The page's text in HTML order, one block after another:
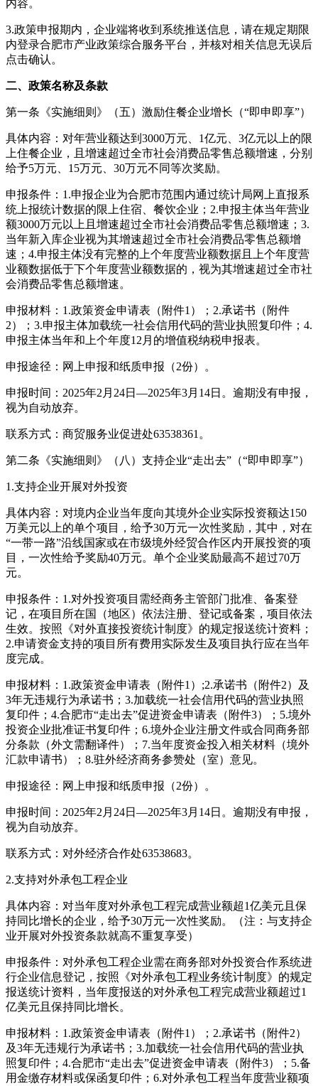
内容。
3.政策申报期内，企业端将收到系统推送信息，请在规定期限
内登录合肥市产业政策综合服务平台，并核对相关信息无误后
点击确认。
二、政策名称及条款
第一条《实施细则》（五）激励住餐企业增长（“即申即享”）
具体内容：对年营业额达到3000万元、1亿元、3亿元以上的限
上住餐企业，且增速超过全市社会消费品零售总额增速，分别
给予5万元、15万元、30万元不同等次奖励。
申报条件：1.申报企业为合肥市范围内通过统计局网上直报系
统上报统计数据的限上住宿、餐饮企业；2.申报主体当年营业
额3000万元以上且增速超过全市社会消费品零售总额增速；3.
当年新入库企业视为其增速超过全市社会消费品零售总额增
速；4.申报主体没有完整的上个年度营业额数据且上个年度营
业额数据低于下个年度营业额数据的，视为其增速超过全市社
会消费品零售总额增速。
申报材料：1.政策资金申请表（附件1）；2.承诺书（附件
2）；3.申报主体加载统一社会信用代码的营业执照复印件；4.
申报主体当年和上个年度12月的增值税纳税申报表。
申报途径：网上申报和纸质申报（2份）。
申报时间：2025年2月24日—2025年3月14日。逾期没有申报，
视为自动放弃。
联系方式：商贸服务业促进处63538361。
第二条《实施细则》（八）支持企业“走出去”（“即申即享”）
1.支持企业开展对外投资
具体内容：对境内企业当年度向其境外企业实际投资额达150
万美元以上的单个项目，给予30万元一次性奖励，其中，对在
“一带一路”沿线国家或在市级境外经贸合作区内开展投资的项
目，一次性给予奖励40万元。单个企业奖励最高不超过70万
元。
申报条件：1.对外投资项目需经商务主管部门批准、备案登
记，在项目所在国（地区）依法注册、登记或备案，项目依法
生效。按照《对外直接投资统计制度》的规定报送统计资料；
2.申请资金支持的项目所有费用实际发生及项目执行应在当年
度完成。
申报材料：1.政策资金申请表（附件1）;2.承诺书（附件2）及
3年无违规行为承诺书；3.加载统一社会信用代码的营业执照
复印件；4.合肥市“走出去”促进资金申请表（附件3）；5.境外
投资企业批准证书复印件；6.境外企业注册文件或合同商务部
分条款（外文需翻译件）；7.当年度资金投入相关材料（境外
汇款申请书）；8.驻外经济商务参赞处（室）意见。
申报途径：网上申报和纸质申报（2份）。
申报时间：2025年2月24日—2025年3月14日。逾期没有申报，
视为自动放弃。
联系方式：对外经济合作处63538683。
2.支持对外承包工程企业
具体内容：对当年度对外承包工程完成营业额超1亿美元且保
持同比增长的企业，给予30万元一次性奖励。（注：与支持企
业开展对外投资条款就高不重复享受）
申报条件：对外承包工程企业需在商务部对外投资合作系统进
行企业信息登记，按照《对外承包工程业务统计制度》的规定
报送统计资料，当年度报送的对外承包工程完成营业额超过1
亿美元且保持同比增长。
申报材料：1.政策资金申请表（附件1）；2.承诺书（附件2）
及3年无违规行为承诺书；3.加载统一社会信用代码的营业执
照复印件；4.合肥市“走出去”促进资金申请表（附件3）；5.备
用金缴存材料或保函复印件；6.对外承包工程当年度营业额项